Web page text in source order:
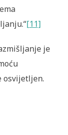
[11]
je
osvijetljen.